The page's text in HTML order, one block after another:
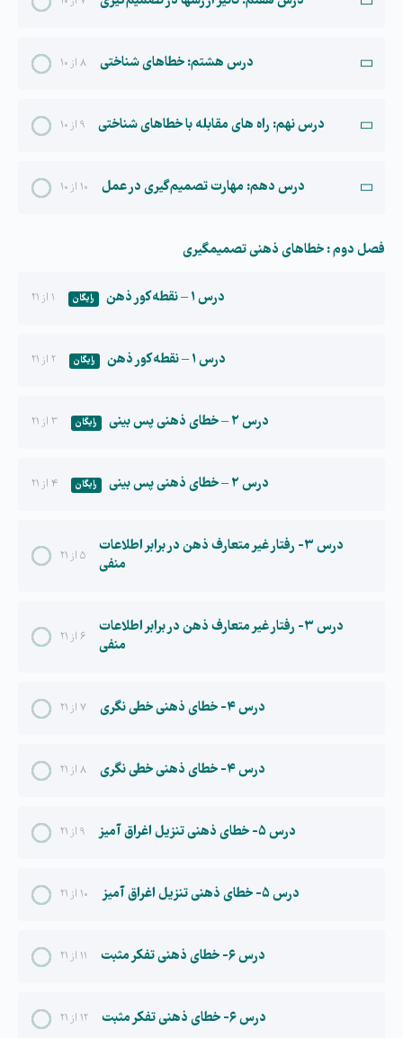
۸ از ۱۰ درس هشتم: خطاهای شناختی
۹ از ۱۰ درس نهم: راه های مقابله با خطاهای شناختی
۱۰ از ۱۰ درس دهم: مهارت تصمیم گیری در عمل
فصل دوم : خطاهای ذهنی تصمیم­گیری
۱ از ۲۱ درس ۱ – نقطه کور ذهن رایگان
۲ از ۲۱ درس ۱ – نقطه کور ذهن رایگان
۳ از ۲۱ درس ۲ – خطای ذهنی پس بینی رایگان
۴ از ۲۱ درس ۲ – خطای ذهنی پس بینی رایگان
۵ از ۲۱
درس ۳- رفتار غیر متعارف ذهن در برابر اطلاعات
منفی
۶ از ۲۱
درس ۳- رفتار غیر متعارف ذهن در برابر اطلاعات
منفی
۷ از ۲۱ درس ۴- خطای ذهنی خطی نگری
۸ از ۲۱ درس ۴- خطای ذهنی خطی نگری
۹ از ۲۱ درس ۵- خطای ذهنی تنزیل اغراق آمیز
۱۰ از ۲۱ درس ۵- خطای ذهنی تنزیل اغراق آمیز
۱۱ از ۲۱ درس ۶- خطای ذهنی تفکر مثبت
۱۲ از ۲۱ درس ۶- خطای ذهنی تفکر مثبت